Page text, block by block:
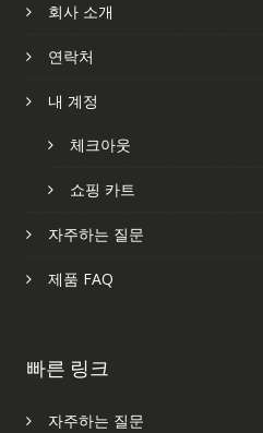
회사 소개
연락처
내 계정
체크아웃
쇼핑 카트
자주하는 질문
제품 FAQ
빠른 링크
자주하는 질문